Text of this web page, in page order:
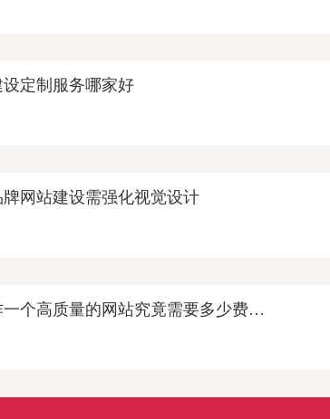
定制服务哪家好
网站建设需强化视觉设计
一个高质量的网站究竟需要多少费…